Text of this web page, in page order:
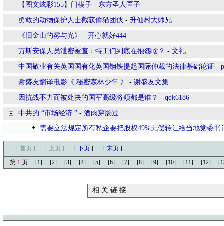
【图文炫彩155】门楔子 - 东方圣人匡子
勇敢的动物保护人士截获偷猫团伙 - 升仙村大师兄
《旧金山的雾与光》 - 开心就好444
万斯安保人员泄密被查：特工们到底在抱怨啥？ - 文礼
中国敬业有关英国国有化英国钢铁提起国际仲裁的法律基础论证 -
谢盛友翻译电影《 秘密森林少年 》 - 谢盛友文集
因抗战不力而被处决的国军高级将领都是谁？ - qqk6186
中共的 “市场经济 ” - 酒肉穿肠过
需要立法规定所有私企要把股权49%无偿转让给当地党委书
[ 首页 ] [ 上页 ] [ 下页 ] [ 末页 ]
第 1 页 [1] [2] [3] [4] [5] [6] [7] [8] [9] [10] [11] [12]
相 关 链 接